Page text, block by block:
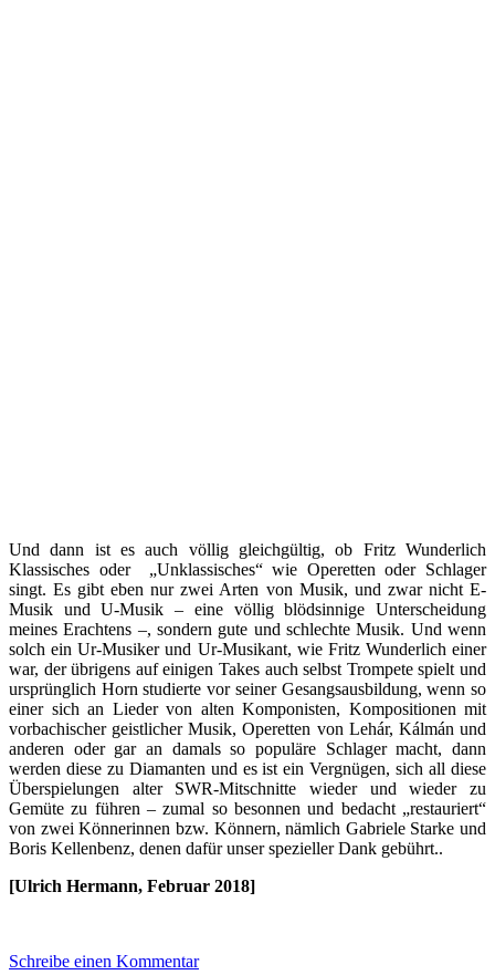
Und dann ist es auch völlig gleichgültig, ob Fritz Wunderlich
Klassisches oder „Unklassisches“ wie Operetten oder Schlager
singt. Es gibt eben nur zwei Arten von Musik, und zwar nicht E-
Musik und U-Musik – eine völlig blödsinnige Unterscheidung
meines Erachtens –, sondern gute und schlechte Musik. Und wenn
solch ein Ur-Musiker und Ur-Musikant, wie Fritz Wunderlich einer
war, der übrigens auf einigen Takes auch selbst Trompete spielt und
ursprünglich Horn studierte vor seiner Gesangsausbildung, wenn so
einer sich an Lieder von alten Komponisten, Kompositionen mit
vorbachischer geistlicher Musik, Operetten von Lehár, Kálmán und
anderen oder gar an damals so populäre Schlager macht, dann
werden diese zu Diamanten und es ist ein Vergnügen, sich all diese
Überspielungen alter SWR-Mitschnitte wieder und wieder zu
Gemüte zu führen – zumal so besonnen und bedacht „restauriert“
von zwei Könnerinnen bzw. Könnern, nämlich Gabriele Starke und
Boris Kellenbenz, denen dafür unser spezieller Dank gebührt..
[Ulrich Hermann, Februar 2018]
Schreibe einen Kommentar